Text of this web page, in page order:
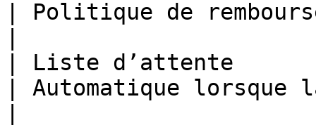
| Politique de
| Liste d’attente       |
| Automatique